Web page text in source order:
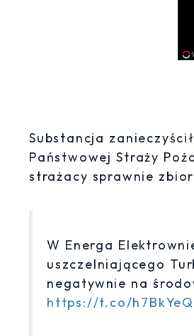
Substancja
Państwowej Straży
strażacy sprawnie
W Energa
uszczelniającego
negatywnie na
https://t.co/